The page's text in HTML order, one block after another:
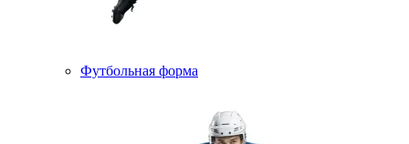
Футбольная форма